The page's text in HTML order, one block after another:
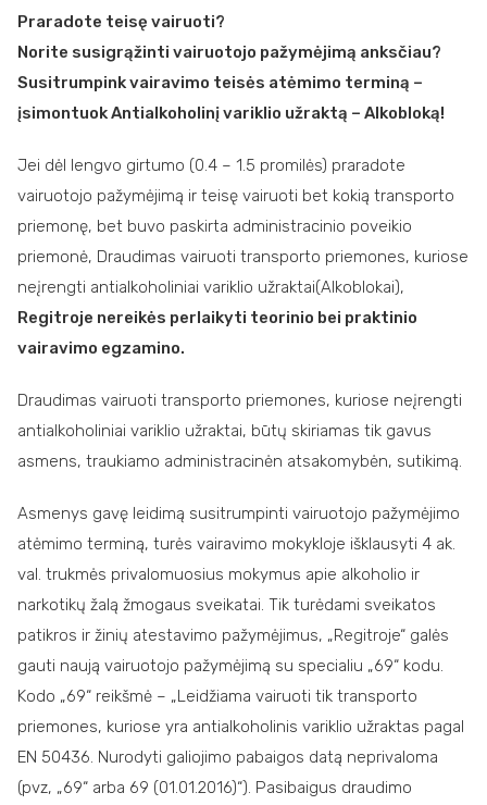
Praradote teisę vairuoti?
Norite susigrąžinti vairuotojo pažymėjimą anksčiau?
Susitrumpink vairavimo teisės atėmimo terminą –
įsimontuok Antialkoholinį variklio užraktą – Alkobloką!
Jei dėl lengvo girtumo (0.4 – 1.5 promilės) praradote
vairuotojo pažymėjimą ir teisę vairuoti bet kokią transporto
priemonę, bet buvo paskirta administracinio poveikio
priemonė, Draudimas vairuoti transporto priemones, kuriose
neįrengti antialkoholiniai variklio užraktai(Alkoblokai),
Regitroje nereikės perlaikyti teorinio bei praktinio
vairavimo egzamino.
Draudimas vairuoti transporto priemones, kuriose neįrengti
antialkoholiniai variklio užraktai, būtų skiriamas tik gavus
asmens, traukiamo administracinėn atsakomybėn, sutikimą.
Asmenys gavę leidimą susitrumpinti vairuotojo pažymėjimo
atėmimo terminą, turės vairavimo mokykloje išklausyti 4 ak.
val. trukmės privalomuosius mokymus apie alkoholio ir
narkotikų žalą žmogaus sveikatai. Tik turėdami sveikatos
patikros ir žinių atestavimo pažymėjimus, „Regitroje“ galės
gauti naują vairuotojo pažymėjimą su specialiu „69“ kodu.
Kodo „69“ reikšmė – „Leidžiama vairuoti tik transporto
priemones, kuriose yra antialkoholinis variklio užraktas pagal
EN 50436. Nurodyti galiojimo pabaigos datą neprivaloma
(pvz, „69“ arba 69 (01.01.2016)“). Pasibaigus draudimo